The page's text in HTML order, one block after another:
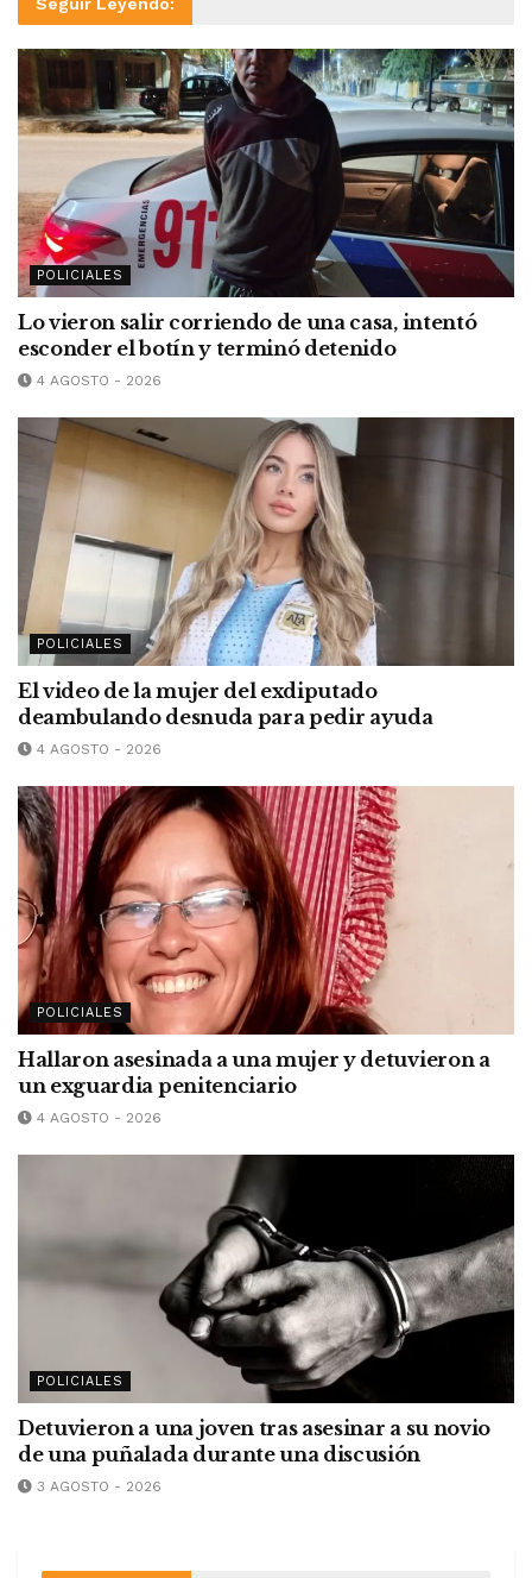
POLICIALES
Lo vieron salir corriendo de una casa, intentó
esconder el botín y terminó detenido
4 AGOSTO - 2026
POLICIALES
El video de la mujer del exdiputado
deambulando desnuda para pedir ayuda
4 AGOSTO - 2026
POLICIALES
Hallaron asesinada a una mujer y detuvieron a
un exguardia penitenciario
4 AGOSTO - 2026
POLICIALES
Detuvieron a una joven tras asesinar a su novio
de una puñalada durante una discusión
3 AGOSTO - 2026